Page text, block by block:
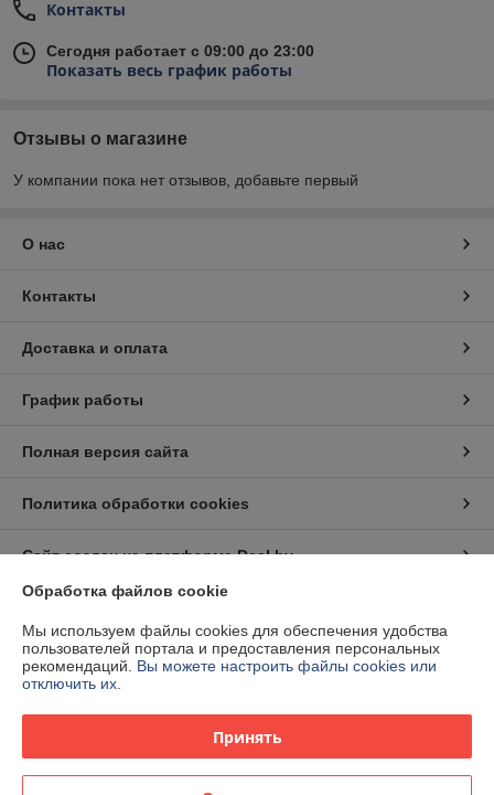
Контакты
Сегодня работает с 09:00 до 23:00
Показать весь график работы
Отзывы о магазине
У компании пока нет отзывов, добавьте первый
О нас
Контакты
Доставка и оплата
График работы
Полная версия сайта
Политика обработки cookies
Сайт создан на платформе Deal.by
Информация для покупателя
Индивидуальный предприниматель:ИП Заяц Евгений Владиславович
Гомель, Поллеская 114
Регистрационный номер ЕГР: 491705637
Регистрационный орган: Администрация Советского района г. Гомеля
Обработка файлов cookie
Мы используем файлы cookies для обеспечения удобства
пользователей портала и предоставления персональных
рекомендаций. Вы можете настроить файлы cookies или
отключить их.
Принять